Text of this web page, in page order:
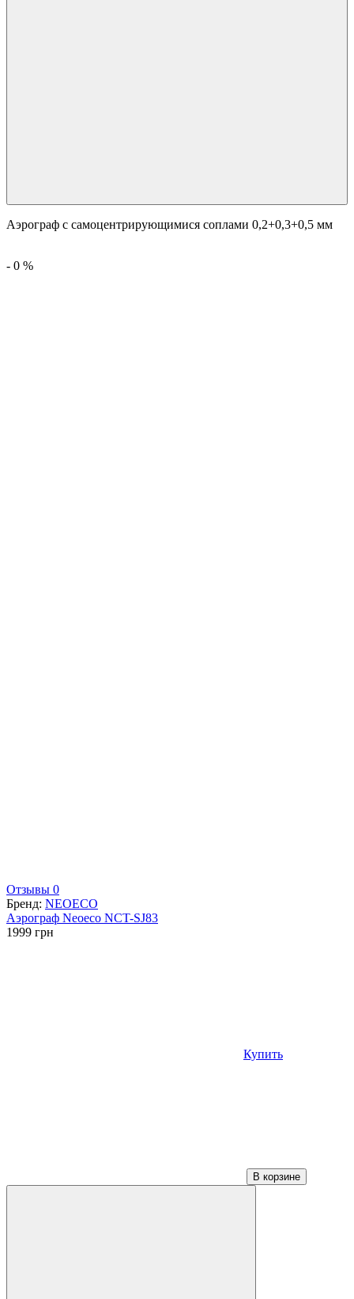
Аэрограф с самоцентрирующимися соплами 0,2+0,3+0,5 мм
- 0 %
Отзывы 0
Бренд: NEOECO
Аэрограф Neoeco NCT-SJ83
1999 грн
Купить
В корзине